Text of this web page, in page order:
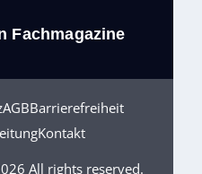
Fachmagazine
AGBBarrierefreiheit
Kontakt
All rights reserved.